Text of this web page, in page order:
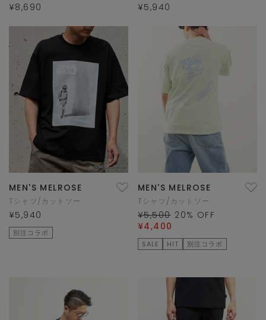
¥8,690 ¥5,940
MEN'S MELROSE
Tシャツ/カットソー
¥5,940
別注コラボ
MEN'S MELROSE
Tシャツ/カットソー
¥5,500 20% OFF
¥4,400
SALE HIT 別注コラボ